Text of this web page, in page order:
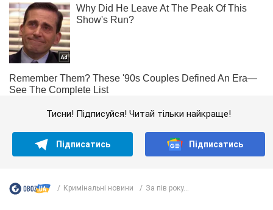
Тисни! Підписуйся! Читай тільки найкраще!
Підписатись Підписатись
Кримінальні новини За пів року...